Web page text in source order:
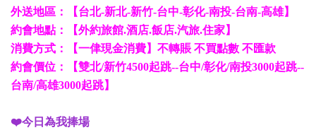
外送地區：【台北-新北-新竹-台中-彰化-南投-台南-高雄】
約會地點：【外約旅館.酒店.飯店.汽旅.住家】
消費方式：【一侓現金消費】不轉賬 不買點數 不匯款
約會價位：【雙北/新竹4500起跳--台中/彰化/南投3000起跳--
台南/高雄3000起跳】
❤️今日為我捧場